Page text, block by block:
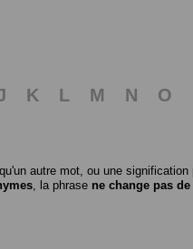
K L M N O
autre mot, ou une signification
, la phrase ne change pas